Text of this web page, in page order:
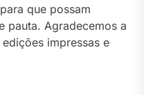
que possam
pauta. Agradecemos a
impressas e